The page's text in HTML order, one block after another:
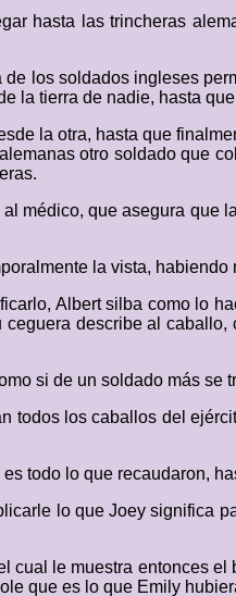
hasta las trincheras
los soldados ingleses
la tierra de nadie, hasta
la otra, hasta que
otro soldado que
médico, que asegura que
la vista,
Albert silba como lo
describe al
si de un soldado más se
todos los caballos del
todo lo que recaudaron,
lo que Joey significa
le muestra entonces
que es lo que Emily